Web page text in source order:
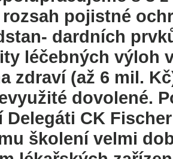
rozsah pojistné
dardních
léčebných výloh
zdraví (až 6 mil.
dovolené.
Delegáti CK
školení velmi